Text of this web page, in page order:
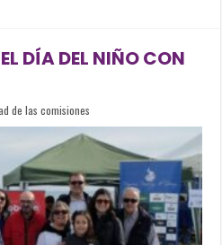
DÍA DEL NIÑO CON
de las comisiones